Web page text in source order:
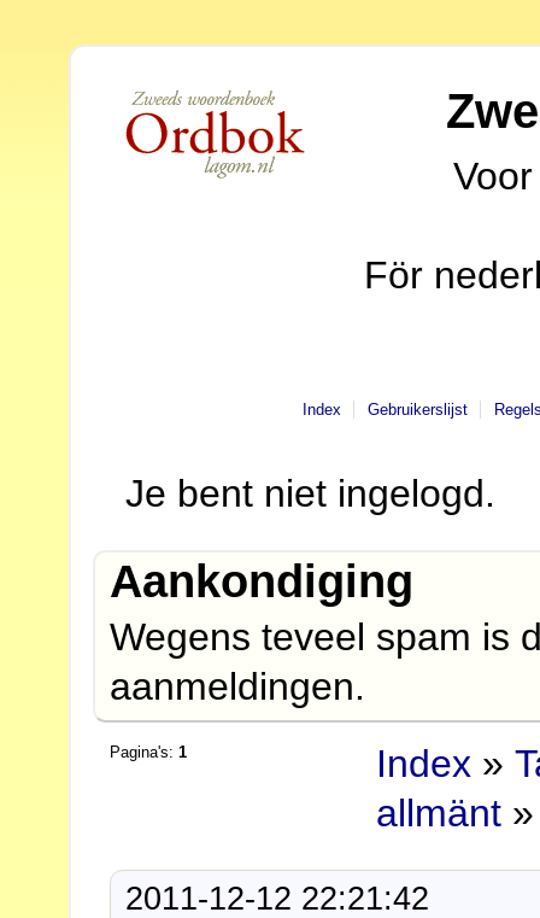
För
Index Gebruikerslijst
Je bent niet ingelogd.
Aankondiging
Wegens teveel spam is
aanmeldingen.
Pagina's:1 Index »
allmänt
2011-12-12 22:21:42